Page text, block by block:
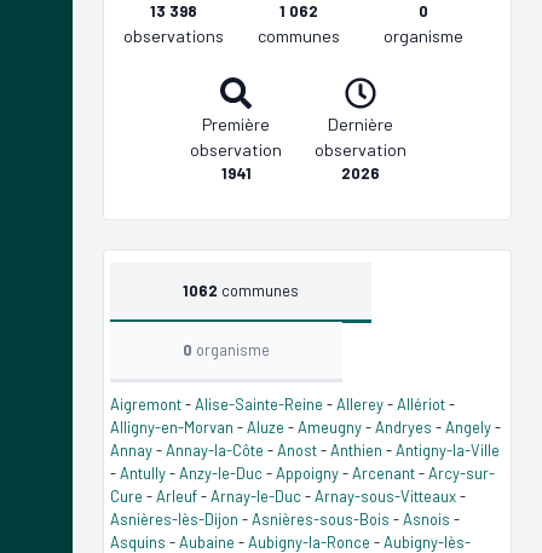
13 398
observations
1 062
communes
0
organisme
Première
observation
1941
Dernière
observation
2026
1062 communes
0 organisme
Aigremont-Alise-Sainte-Reine -Allerey-Allériot-
Alligny-en-Morvan -Aluze -Ameugny-Andryes -Angely-
Annay-Annay-la-Côte -Anost-Anthien -Antigny-la-Ville
-Antully-Anzy-le-Duc -Appoigny-Arcenant-Arcy-sur-
Cure -Arleuf-Arnay-le-Duc -Arnay-sous-Vitteaux-
Asnières-lès-Dijon -Asnières-sous-Bois -Asnois -
Asquins -Aubaine -Aubigny-la-Ronce -Aubigny-lès-